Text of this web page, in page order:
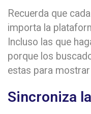
Recuerda que
importa la
Incluso las que
porque los
estas para
Sincroniza